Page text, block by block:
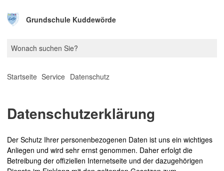
Grundschule Kuddewörde
Startseite Service Datenschutz
Datenschutzerklärung
Der Schutz Ihrer personenbezogenen Daten ist uns ein wichtiges
Anliegen und wird sehr ernst genommen. Daher erfolgt die
Betreibung der offiziellen Internetseite und der dazugehörigen